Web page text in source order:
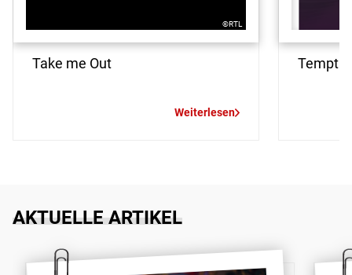
©RTL
Take me Out
Weiterlesen
AKTUELLE ARTIKEL